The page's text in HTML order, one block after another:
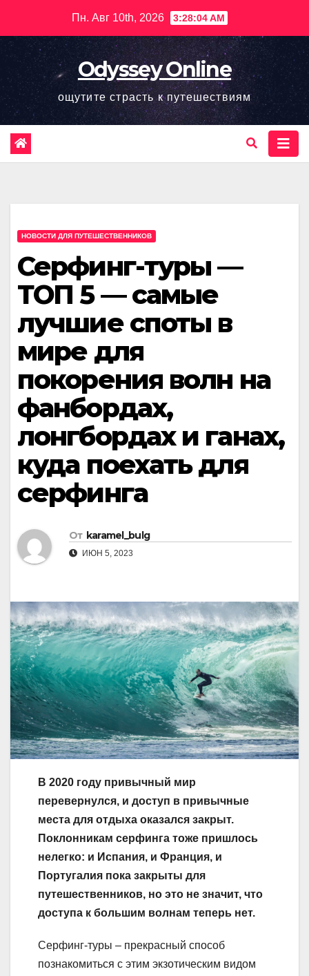
содержимому
Пн. Авг 10th, 2026 3:28:05 AM
Odyssey Online
ощутите страсть к путешествиям
НОВОСТИ ДЛЯ ПУТЕШЕСТВЕННИКОВ
Серфинг-туры —
ТОП 5 — самые
лучшие споты в
мире для
покорения волн на
фанбордах,
лонгбордах и ганах,
куда поехать для
серфинга
От karamel_bulg
ИЮН 5, 2023
В 2020 году привычный мир
перевернулся, и доступ в привычные
места для отдыха оказался закрыт.
Поклонникам серфинга тоже пришлось
нелегко: и Испания, и Франция, и
Португалия пока закрыты для
путешественников, но это не значит, что
доступа к большим волнам теперь нет.
Серфинг-туры – прекрасный способ
познакомиться с этим экзотическим видом